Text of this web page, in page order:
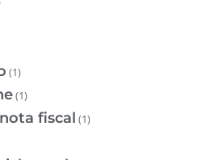
(1)
(1)
fiscal (1)